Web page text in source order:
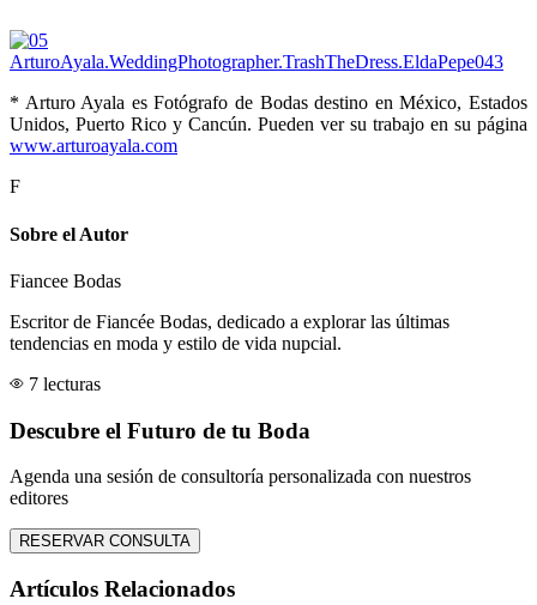
* Arturo Ayala es Fotógrafo de Bodas destino en México, Estados
Unidos, Puerto Rico y Cancún. Pueden ver su trabajo en su página
www.arturoayala.com
F
Sobre el Autor
Fiancee Bodas
Escritor de Fiancée Bodas, dedicado a explorar las últimas
tendencias en moda y estilo de vida nupcial.
7 lecturas
Descubre el Futuro de tu Boda
Agenda una sesión de consultoría personalizada con nuestros
editores
RESERVAR CONSULTA
Artículos Relacionados